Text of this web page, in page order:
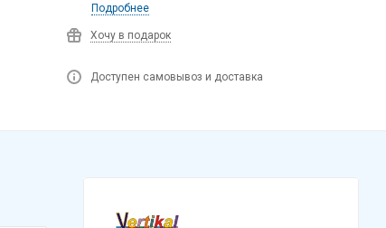
Подробнее
Хочу в подарок
Доступен самовывоз и доставка